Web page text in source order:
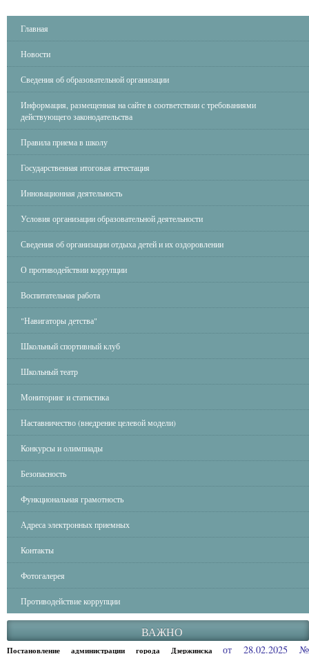
Главная
Новости
Сведения об образовательной организации
Информация, размещенная на сайте в соответствии с требованиями
действующего законодательства
Правила приема в школу
Государственная итоговая аттестация
Инновационная деятельность
Условия организации образовательной деятельности
Сведения об организации отдыха детей и их оздоровлении
О противодействии коррупции
Воспитательная работа
"Навигаторы детства"
Школьный спортивный клуб
Школьный театр
Мониторинг и статистика
Наставничество (внедрение целевой модели)
Конкурсы и олимпиады
Безопасность
Функциональная грамотность
Адреса электронных приемных
Контакты
Фотогалерея
Противодействие коррупции
ВАЖНО
Постановление администрации города Дзержинскаот 28.02.2025 №